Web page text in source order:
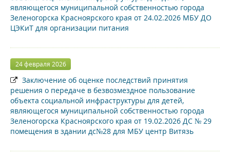
являющегося муниципальной собственностью города
Зеленогорска Красноярского края от 24.02.2026 МБУ ДО
ЦЭКиТ для организации питания
24 февраля 2026
Заключение об оценке последствий принятия
решения о передаче в безвозмездное пользование
объекта социальной инфраструктуры для детей,
являющегося муниципальной собственностью города
Зеленогорска Красноярского края от 19.02.2026 ДС № 29
помещения в здании дс№28 для МБУ центр Витязь